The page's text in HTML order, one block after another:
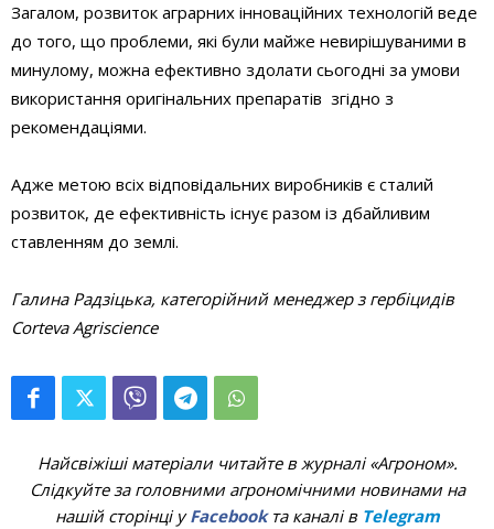
Загалом, розвиток аграрних інноваційних технологій веде
до того, що проблеми, які були майже невирішуваними в
минулому, можна ефективно здолати сьогодні за умови
використання оригінальних препаратів згідно з
рекомендаціями.
Адже метою всіх відповідальних виробників є сталий
розвиток, де ефективність існує разом із дбайливим
ставленням до землі.
Галина Радзіцька, категорійний менеджер з гербіцидів
Corteva Agriscience
Найсвіжіші матеріали читайте в журналі «Агроном».
Слідкуйте за головними агрономічними новинами на
нашій сторінці уFacebookта каналі в Telegram